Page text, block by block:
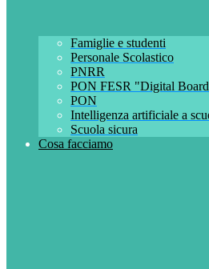
Famiglie e studenti
Personale Scolastico
PNRR
PON FESR "Digital
PON
Intelligenza artificiale a
Scuola sicura
Cosa facciamo